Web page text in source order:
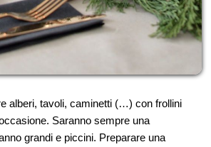
alberi, tavoli, caminetti (…) con frollini
Saranno sempre una
grandi e piccini. Preparare una